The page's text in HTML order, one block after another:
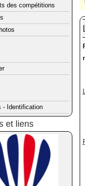
des compétitions
- Identification
et liens